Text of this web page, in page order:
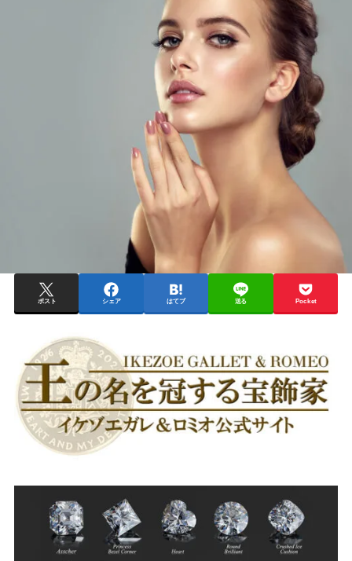
ポスト シェア はてブ 送る Pocket